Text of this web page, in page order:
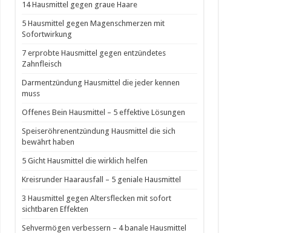
14 Hausmittel gegen graue Haare
5 Hausmittel gegen Magenschmerzen mit
Sofortwirkung
7 erprobte Hausmittel gegen entzündetes
Zahnfleisch
Darmentzündung Hausmittel die jeder kennen
muss
Offenes Bein Hausmittel – 5 effektive Lösungen
Speiseröhrenentzündung Hausmittel die sich
bewährt haben
5 Gicht Hausmittel die wirklich helfen
Kreisrunder Haarausfall – 5 geniale Hausmittel
3 Hausmittel gegen Altersflecken mit sofort
sichtbaren Effekten
Sehvermögen verbessern – 4 banale Hausmittel